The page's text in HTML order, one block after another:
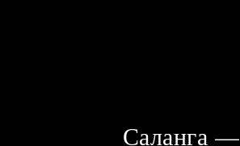
Саланга —